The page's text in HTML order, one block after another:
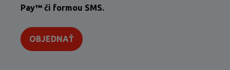
Pay™ či formou SMS.
OBJEDNAŤ